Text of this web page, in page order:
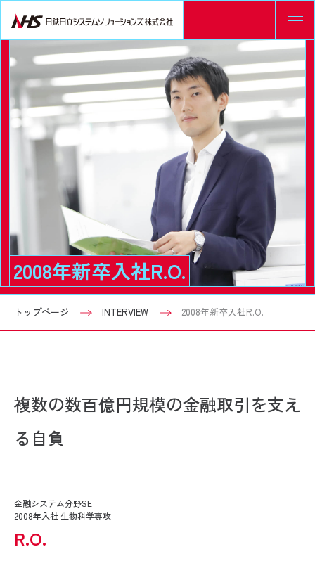
2008年新卒入社R.O.
トップページ INTERVIEW 2008年新卒入社R.O.
複数の数百億円規模の金融取引を支え
る自負
金融システム分野SE
2008年入社 生物科学専攻
R.O.